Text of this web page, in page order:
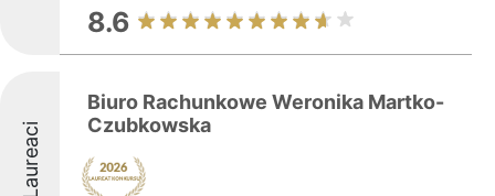
8.6
Laureaci
Biuro Rachunkowe Weronika Martko-
Czubkowska